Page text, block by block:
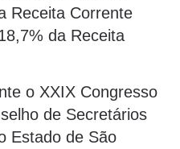
Receita Corrente
da Receita
o XXIX Congresso
de Secretários
Estado de São